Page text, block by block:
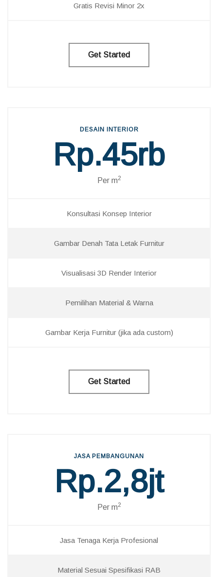
Gratis Revisi Minor 2x
Get Started
DESAIN INTERIOR
Rp.45rb
Per m2
Konsultasi Konsep Interior
Gambar Denah Tata Letak Furnitur
Visualisasi 3D Render Interior
Pemilihan Material & Warna
Gambar Kerja Furnitur (jika ada custom)
Get Started
JASA PEMBANGUNAN
Rp.2,8jt
Per m2
Jasa Tenaga Kerja Profesional
Material Sesuai Spesifikasi RAB